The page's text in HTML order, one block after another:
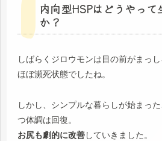
内向型HSPはどうやって
か？
しばらくジロウモンは目の前がまっし
ほぼ瀕死状態でしたね。
しかし、シンプルな暮らしが始まっ
つ体調は回復。
お尻も劇的に改善していきました。